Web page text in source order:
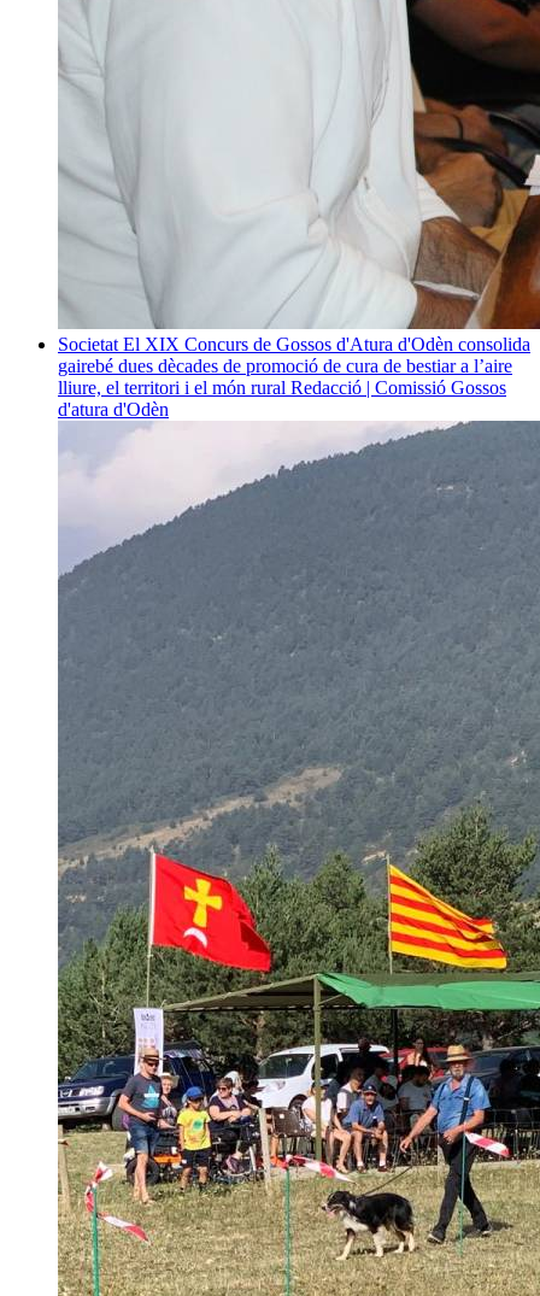
Societat El XIX Concurs de Gossos d'Atura d'Odèn consolida
gairebé dues dècades de promoció de cura de bestiar a l’aire
lliure, el territori i el món rural Redacció | Comissió Gossos
d'atura d'Odèn